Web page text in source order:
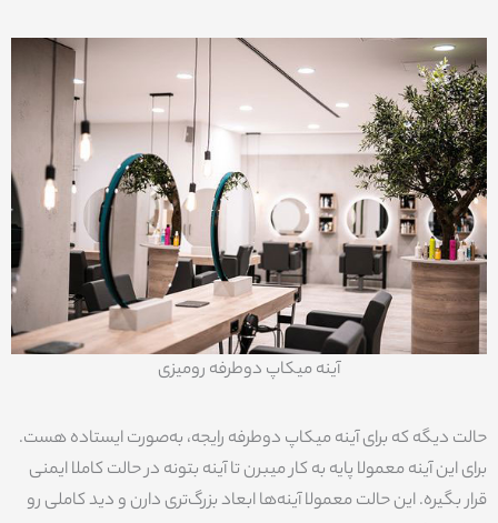
آینه میکاپ دوطرفه رومیزی
حالت دیگه که برای آینه میکاپ دوطرفه رایجه، به‌صورت ایستاده هست.
برای این آینه معمولا پایه به کار میبرن تا آینه بتونه در حالت کاملا ایمنی
قرار بگیره. این حالت معمولا آینه‌ها ابعاد بزرگ‌تری دارن و دید کاملی رو